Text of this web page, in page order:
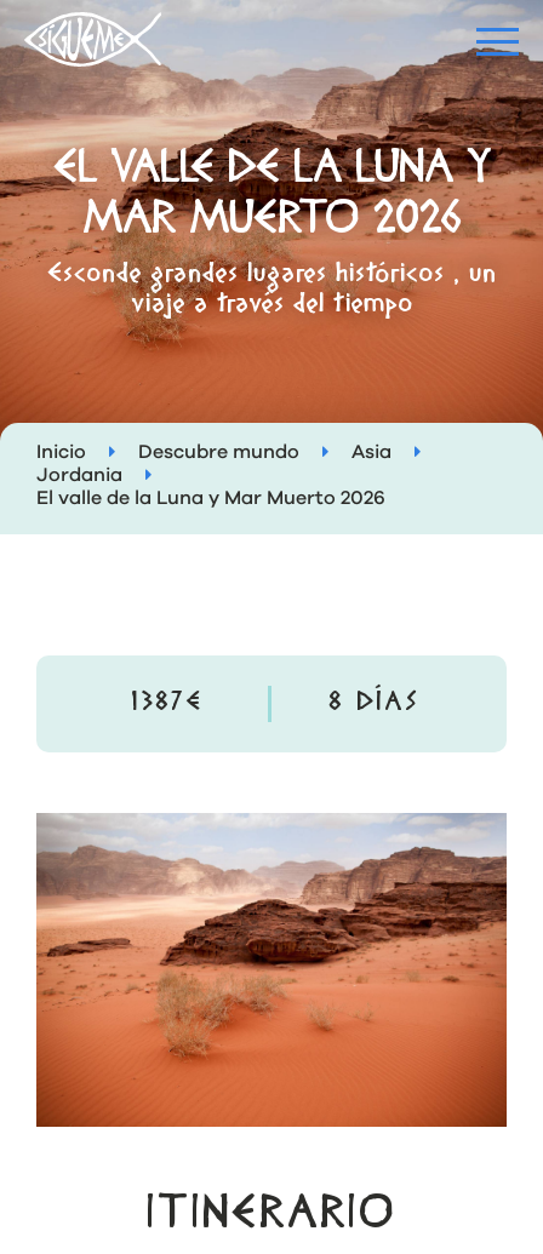
EL VALLE DE LA LUNA Y
MAR MUERTO 2026
Esconde grandes lugares históricos , un
viaje a través del tiempo
Inicio Descubre mundo
Asia
Jordania
El valle de la Luna y Mar Muerto 2026
1387€ 8 DÍAS
ITINERARIO